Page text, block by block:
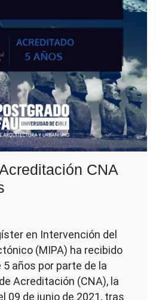
CNA
en Intervención del
(MIPA) ha recibido
años por parte de la
Acreditación (CNA), la
09 de junio de 2021, tras